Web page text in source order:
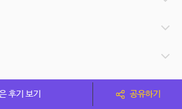
후기 보기 공유하기